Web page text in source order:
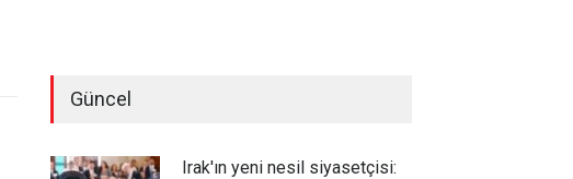
Güncel
Irak'ın yeni nesil siyasetçisi: